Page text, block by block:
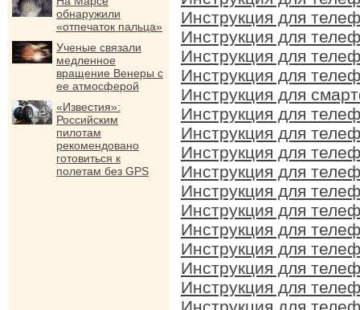
обнаружили
«отпечаток пальца»
Ученые связали
медленное
вращение Венеры с
ее атмосферой
«Известия»:
Российским
пилотам
рекомендовано
готовиться к
полетам без GPS
Инструкция для
Инструкция для
Инструкция для
Инструкция для
Инструкция для
Инструкция для
Инструкция для
Инструкция для
Инструкция для
Инструкция для
Инструкция для
Инструкция для
Инструкция для
Инструкция для
Инструкция для